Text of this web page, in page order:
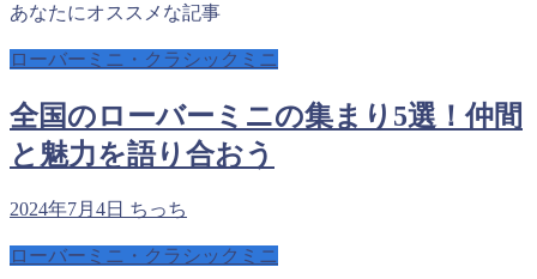
あなたにオススメな記事
ローバーミニ・クラシックミニ
全国のローバーミニの集まり5選！仲間
と魅力を語り合おう
2024年7月4日 ちっち
ローバーミニ・クラシックミニ